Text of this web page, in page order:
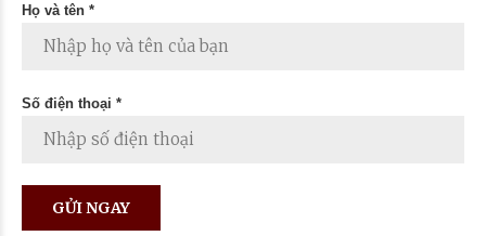
Họ và tên *
Số điện thoại *